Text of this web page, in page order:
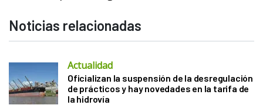
Noticias relacionadas
Actualidad
Oficializan la suspensión de la desregulación
de prácticos y hay novedades en la tarifa de
la hidrovía